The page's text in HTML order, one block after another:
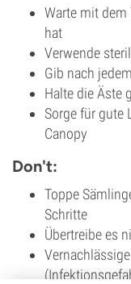
Warte mit
hat
Verwende
Gib nach
Halte die Äste
Sorge für gute
Canopy
Don't:
Toppe
Schritte
Übertreibe es